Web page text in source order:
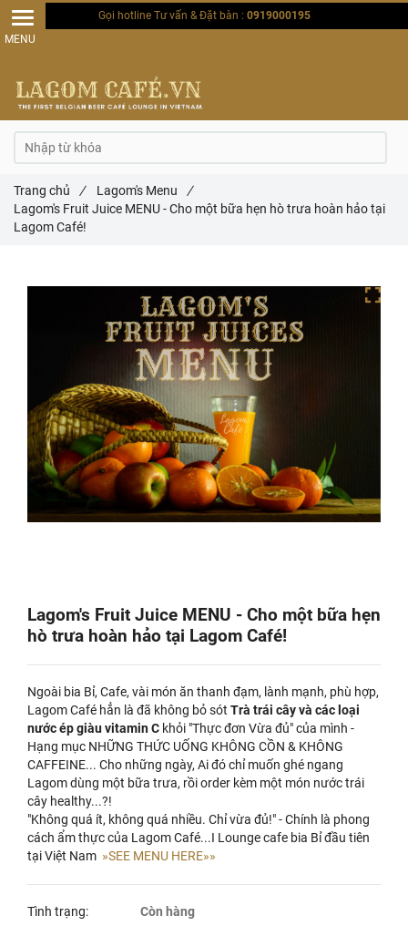
Lagom's Fruit Juice MENU - Cho một bữa hẹn
hò trưa hoàn hảo tại Lagom Café!
Ngoài bia Bỉ, Cafe, vài món ăn thanh đạm, lành mạnh, phù hợp,
Lagom Café hẳn là đã không bỏ sót Trà trái cây và các loại
nước ép giàu vitamin C khỏi "Thực đơn Vừa đủ"của mình -
Hạng mục NHỮNG THỨC UỐNG KHÔNG CỒN & KHÔNG
CAFFEINE... Cho những ngày, Ai đó chỉ muốn ghé ngang
Lagom dùng một bữa trưa, rồi order kèm một món nước trái
cây healthy...?!
"Không quá ít, không quá nhiều. Chỉ vừa đủ!" - Chính là phong
cách ẩm thực của Lagom Café...I Lounge cafe bia Bỉ đầu tiên
tại Việt Nam »SEE MENU HERE»»
Tình trạng: Còn hàng
Trang chủ / Lagom's Menu
/
Lagom's Fruit Juice MENU - Cho một bữa hẹn hò trưa hoàn hảo tại
Lagom Café!
Gọi hotline Tư vấn & Đặt bàn : 0919000195